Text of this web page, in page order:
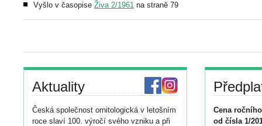
Vyšlo v časopise Živa 2/1961 na straně 79
Aktuality
Česká společnost ornitologická v letošním
roce slaví 100. výročí svého vzniku a při
Cena
od čísla 1/